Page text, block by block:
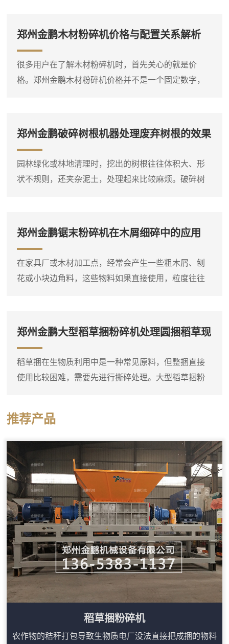
郑州金鹏木材粉碎机价格与配置关系解析
很多用户在了解木材粉碎机时，首先关心的就是价
格。郑州金鹏木材粉碎机价格并不是一个固定数字，
大型柴油粉碎机的价格差异就比较明显。因此，在询
问价格之前，**先明确自己要处理的物料种类、大致产
木材粉碎机是一个大类，包括盘式削片机、鼓式削片
机、综合破碎机等多种类型...
郑州金鹏破碎树根机器处理废弃树根的效果
园林绿化或林地清理时，挖出的树根往往体积大、形
状不规则，还夹杂泥土，处理起来比较麻烦。破碎树
放。设备进料口宽大，带有液压压料装置，可以将树
根强制压入破碎腔，即使形状复杂的树根也能顺利吃
装有厚重的破碎刀片，由大功率电机或柴油机驱动。
树根放入料斗后，液压压料器将...
郑州金鹏锯末粉碎机在木屑细碎中的应用
在家具厂或木材加工点，经常会产生一些粗木屑、刨
花或小块边角料，这些物料如果直接使用，粒度往往
粉碎成较细的锯末。这台锯末粉碎机通常采用高速旋
转的转子对物料进行打击和剪切，粉碎腔内设有筛
以连接料仓或人工喂入，粗木屑进入粉碎腔后，在高
速转子的冲击下迅速破碎，细粉...
郑州金鹏大型稻草捆粉碎机处理圆捆稻草现
场
稻草捆在生物质利用中是一种常见原料，但整捆直接
使用比较困难，需要先进行撕碎处理。大型稻草捆粉
碎刀片把稻草捆打散并撕成短丝状。设备料斗尺寸较
大，能够容纳整捆稻草，减少了人工预处理的工作
量。这台撕碎机的工作部分由两根平行刀轴组成，刀
轴上装有多个合金撕碎刀片。稻草捆进入料斗后，在
重力作用下落到刀轴上，双轴相...
推荐产品
稻草捆粉碎机
农作物的秸秆打包导致生物质电厂没法直接把成捆的物料